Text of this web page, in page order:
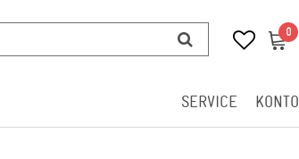
0 0
SERVICE KONTO